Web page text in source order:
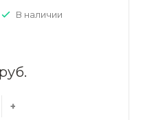
В наличии
+